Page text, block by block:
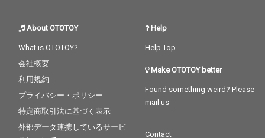
About OTOTOY
What is OTOTOY?
会社概要
利用規約
プライバシー・ポリシー
特定商取引法に基づく表示
外部データ連携しているサービ
Help
Help Top
Make OTOTOY better
Found something weird? Please
mail us
Contact